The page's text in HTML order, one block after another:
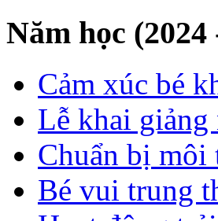
Năm học (2024
Cảm xúc bé
Lễ khai giảng
Chuẩn bị môi
Bé vui trung